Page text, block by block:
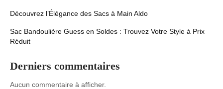
Découvrez l’Élégance des Sacs à Main Aldo
Sac Bandoulière Guess en Soldes : Trouvez Votre Style à Prix
Réduit
Derniers commentaires
Aucun commentaire à afficher.